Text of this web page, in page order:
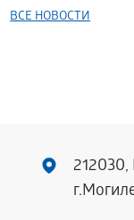
ВСЕ НОВОСТИ
212030,